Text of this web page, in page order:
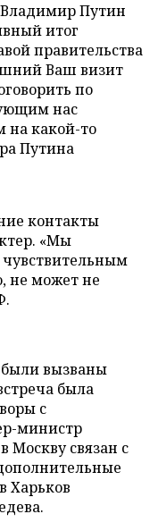
Владимир Путин
итог
правительства
Ваш визит
по
нас
на какой-то
Путина
контакты
«Мы
чувствительным
не может не
вызваны
была
с
министр
Москву связан с
Харьков